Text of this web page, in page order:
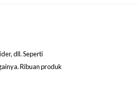
dll. Seperti
Ribuan produk